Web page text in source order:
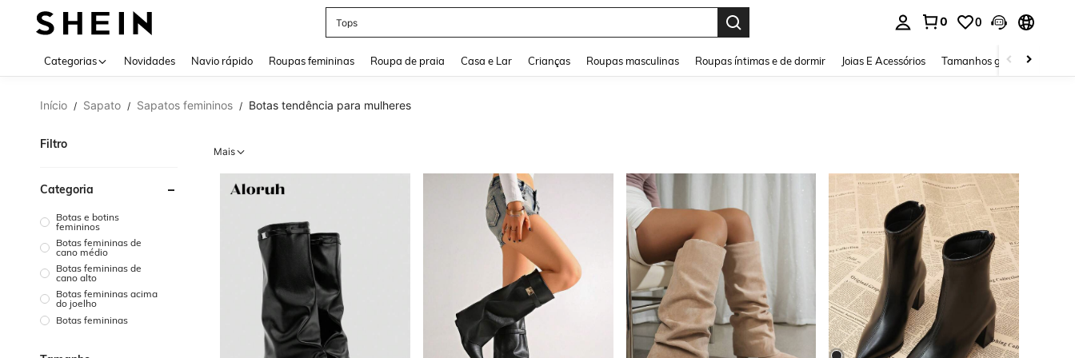
Tops
0 0
Categorias Novidades Navio rápido Roupas femininas Roupa de praia Casa e Lar Crianças Roupas masculinas Roupas íntimas e de dormir Joias E Acessórios Tamanhos grandes
Início / Sapato / Sapatos femininos / Botas tendência para mulheres
Filtro
Categoria
Botas e botins
femininos
Botas femininas de
cano médio
Botas femininas de
cano alto
Botas femininas acima
do joelho
Botas femininas
Mais